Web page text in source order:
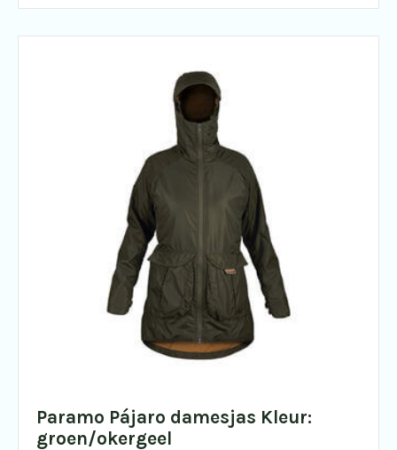
Paramo Pájaro damesjas Kleur:
groen/okergeel